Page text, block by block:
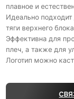
плавное и
Идеально
тяги верхнего
Эффективна для
плеч, а также для
Логотип можно